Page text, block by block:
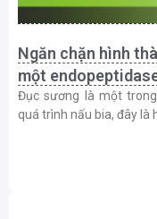
Ngăn chặn hình
một
Đục sương là một
quá trình nấu bia, đây là